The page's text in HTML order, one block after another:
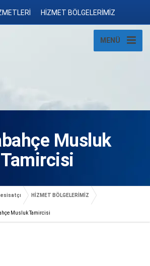
HİZMET BÖLGELERİMİZ
MENÜ
Musluk
Tamircisi
HİZMET BÖLGELERİMİZ
Musluk Tamircisi